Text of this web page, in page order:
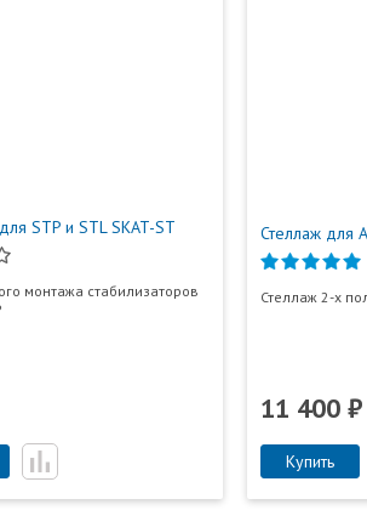
STP и STL SKAT-ST
монтажа стабилизаторов
Стеллаж для
Стеллаж 2-х
11 400 ₽
Купить